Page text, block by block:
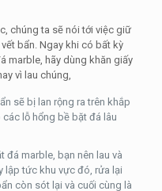
chúng ta sẽ nói tới việc giữ
bẩn. Ngay khi có bất kỳ
marble, hãy dùng khăn giấy
vì lau chúng,
sẽ bị lan rộng ra trên khắp
lỗ hổng bề bặt đá lâu
đá marble, bạn nên lau và
lập tức khu vực đó, rửa lại
còn sót lại và cuối cùng là